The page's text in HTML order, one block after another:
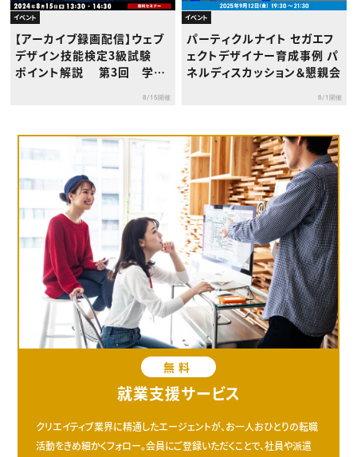
イベント
【アーカイブ録画配信】ウェブ
デザイン技能検定3級試験
ポイント解説 第3回 学
8/15開催
イベント
パーティクルナイト セガエフ
ェクトデザイナー育成事例 パ
ネルディスカッション＆懇親会
8/1開催
無料
就業支援サービス
クリエイティブ業界に精通したエージェントが、お一人おひとりの転職
活動をきめ細かくフォロー。会員にご登録いただくことで、社員や派遣